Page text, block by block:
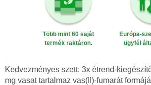
Több mint 60 saját
termék raktáron.
Európa-
ügyfél
Kedvezményes szett: 3x étrend-
mg vasat tartalmaz vas(II)-fumarát